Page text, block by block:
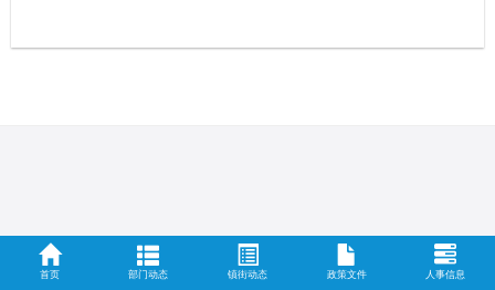
首页 部门动态 镇街动态 政策文件 人事信息